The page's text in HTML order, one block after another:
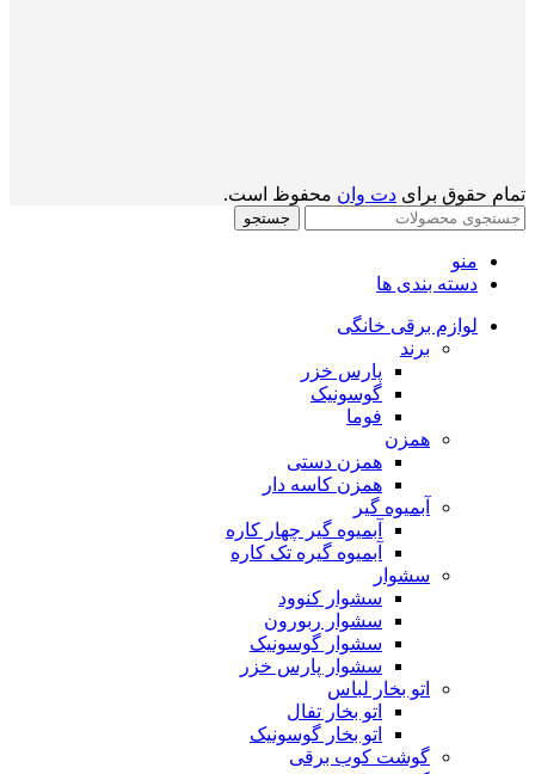
تمام حقوق برای دت وان محفوظ است.
جستجو
منو
دسته بندی ها
لوازم برقی خانگی
برند
پارس خزر
گوسونیک
فوما
همزن
همزن دستی
همزن کاسه دار
آبمیوه گیر
آبمیوه گیر چهار کاره
آبمیوه گیره تک کاره
سشوار
سشوار کنوود
سشوار ربورون
سشوار گوسونیک
سشوار پارس خزر
اتو بخار لباس
اتو بخار تفال
اتو بخار گوسونیک
گوشت کوب برقی